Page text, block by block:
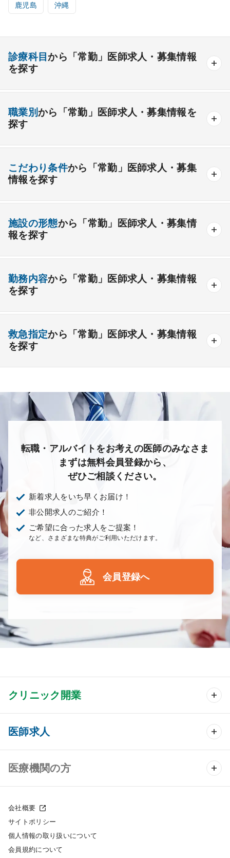
鹿児島 沖縄
診療科目から「常勤」医師求人・募集情報
を探す
内科系
一般内科 呼吸器内科 消化器内科 循環器内科
老人内科 リウマチ内科 総合診療科
消化器外科
整形外科 形成外科 美容外科
その他
心療内科 泌尿器科 眼科 耳鼻咽喉科
皮膚科
放射線科 救命救急科 病理科 その他
職業別から「常勤」医師求人・募集情報を
探す
こだわり条件から「常勤」医師求人・募集
情報を探す
開業支援あり
外来のみの勤務可能 給与インセンティブ制度あり
夜間当直なしの勤務可
後期研修可能 週4日の勤務可能
オンコールなしの勤務可能 セカンドキャリア歓迎
施設の形態から「常勤」医師求人・募集情
報を探す
療養＋精神
勤務内容から「常勤」医師求人・募集情報
を探す
検査
救急指定から「常勤」医師求人・募集情報
を探す
転職・アルバイトをお考えの医師のみなさま
まずは無料会員登録から、
ぜひご相談ください。
新着求人をいち早くお届け！
非公開求人のご紹介！
ご希望に合った求人をご提案！
など、さまざまな特典がご利用いただけます。
会員登録へ
クリニック開業
クリニック開業 TOP
クリニック物件検索
クリニックの開業スタイル
クリニック開業までの流れ
医師求人
医師求人 TOP
常勤求人検索
非常勤求人検索
スポット求人検索
医療機関の方
採用をお考えの医療機関の方
会社概要
サイトポリシー
個人情報の取り扱いについて
会員規約について